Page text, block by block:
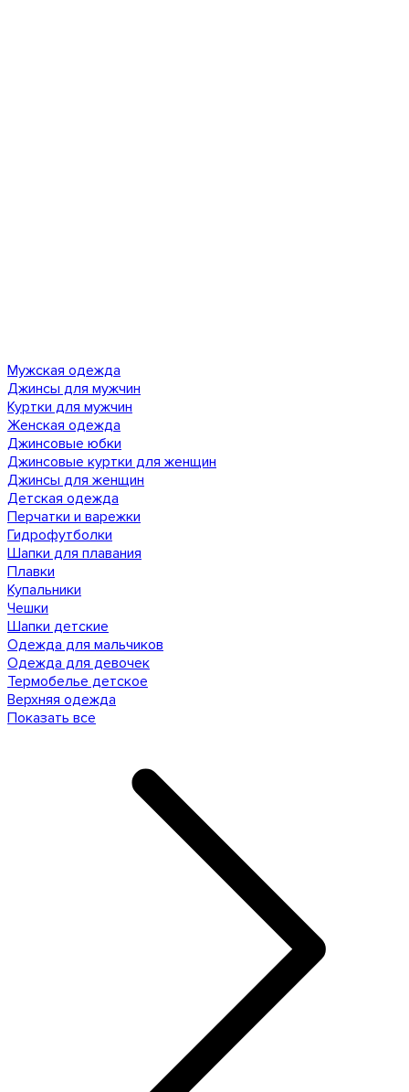
Мужская одежда
Джинсы для мужчин
Куртки для мужчин
Женская одежда
Джинсовые юбки
Джинсовые куртки для женщин
Джинсы для женщин
Детская одежда
Перчатки и варежки
Гидрофутболки
Шапки для плавания
Плавки
Купальники
Чешки
Шапки детские
Одежда для мальчиков
Одежда для девочек
Термобелье детское
Верхняя одежда
Показать все